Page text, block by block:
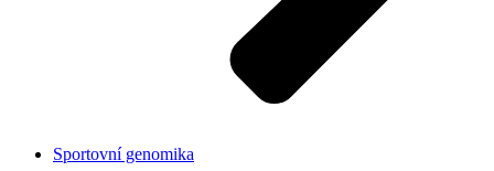
Sportovní genomika